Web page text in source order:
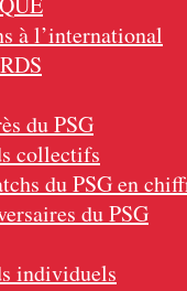
à l’international
du PSG
collectifs
du PSG en
du PSG
individuels